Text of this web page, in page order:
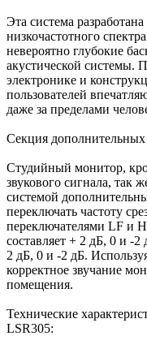
Эта система
низкочастотного
невероятно глубокие
акустической системы.
электронике и
пользователей
даже за пределами
Секция
Студийный монитор,
звукового сигнала, так
системой
переключать частоту
переключателями LF и
составляет + 2 дБ, 0 и -2
2 дБ, 0 и -2 дБ.
корректное звучание
помещения.
Технические
LSR305: